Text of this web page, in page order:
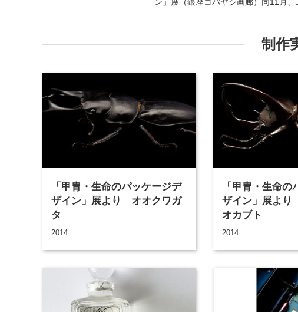
制作
「甲胄・生命のパッケージデ
ザイン」展より オオクワガ
タ
2014
「甲胄・生命の
ザイン」展よ
オカブト
2014